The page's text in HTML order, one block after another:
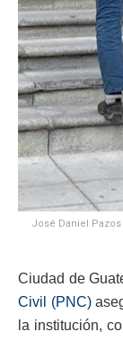
José Daniel
Ciudad de
Civil (PNC)
la institución,